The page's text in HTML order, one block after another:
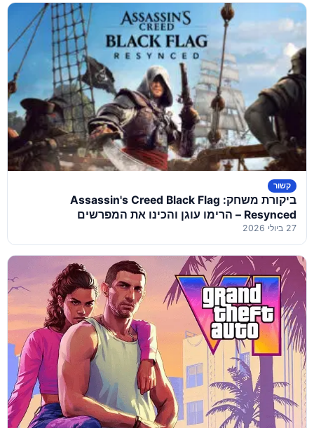
קשור
ביקורת משחק: Assassin's Creed Black Flag
Resynced – הרימו עוגן והכינו את המפרשים
27 ביולי 2026